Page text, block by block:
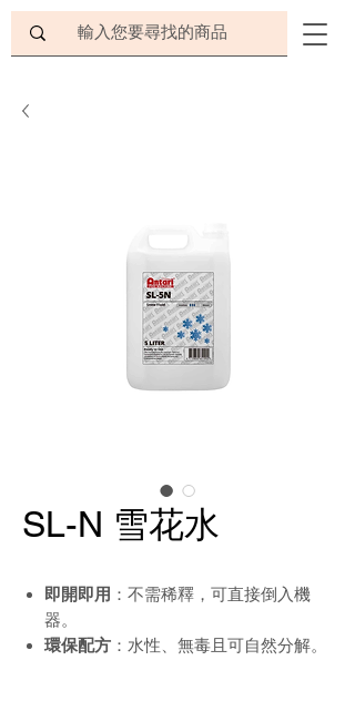
SL-N 雪花水
即開即用 ：不需稀釋，可直接倒入機
器。
環保配方 ：水性、無毒且可自然分解。